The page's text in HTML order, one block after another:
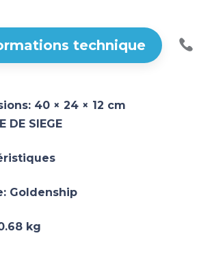
technique
40 × 24 × 12 cm
DE SIEGE
Goldenship
kg